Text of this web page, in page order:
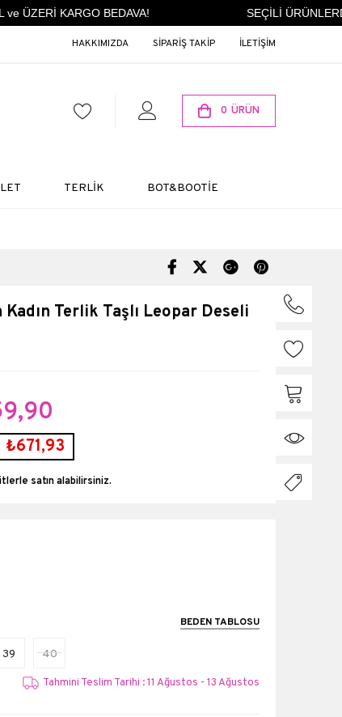
ÜZERİ KARGO BEDAVA! SEÇİLİ
HAKKIMIZDA SİPARİŞ TAKİP İLETİŞİM
0 ÜRÜN
TERLİK BOT&BOOTİE
Kadın Terlik Taşlı Leopar Deseli
₺671,93
BEDEN TABLOSU
39 40
Tahmini Teslim Tarihi : 11 Ağustos - 13 Ağustos